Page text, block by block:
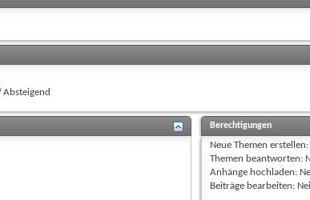
Absteigend
Berechtigungen
Neue Themen erstellen:
Themen beantworten:
Anhänge hochladen:
Beiträge bearbeiten: